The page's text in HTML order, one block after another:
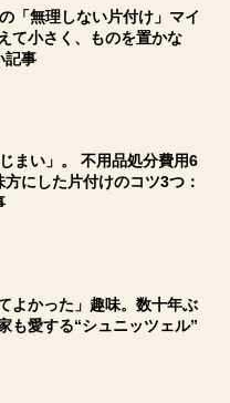
「無理しない片付け」マイ
て小さく、ものを置かな
記事
まい」。 不用品処分費用6
にした片付けのコツ3つ：
よかった」趣味。数十年ぶ
も愛する“シュニッツェル”